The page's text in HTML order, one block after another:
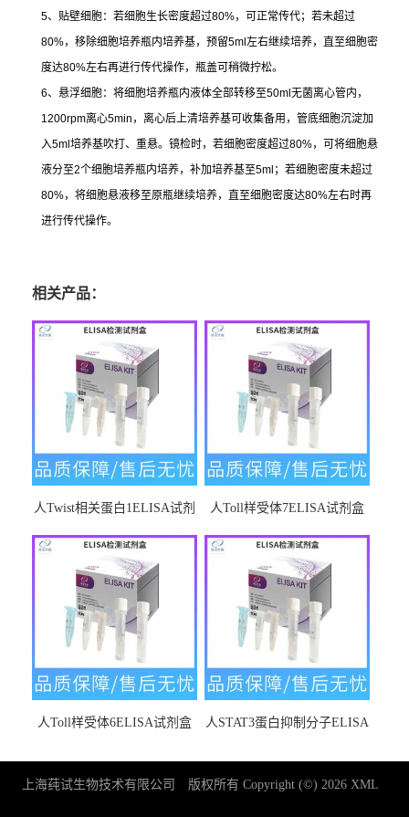
5、贴壁细胞：若细胞生长密度超过80%，可正常传代；若未超过
80%，移除细胞培养瓶内培养基，预留5ml左右继续培养，直至细胞密
度达80%左右再进行传代操作，瓶盖可稍微拧松。
6、悬浮细胞：将细胞培养瓶内液体全部转移至50ml无菌离心管内，
1200rpm离心5min ，离心后上清培养基可收集备用，管底细胞沉淀加
入5ml培养基吹打、重悬。镜检时，若细胞密度超过80%，可将细胞悬
液分至2个细胞培养瓶内培养，补加培养基至5ml ；若细胞密度未超过
80%，将细胞悬液移至原瓶继续培养，直至细胞密度达80%左右时再
进行传代操作。
相关产品：
人Twist相关蛋白1ELISA试剂
人Toll样受体7ELISA试剂盒
人Toll样受体6ELISA试剂盒
人STAT3蛋白抑制分子ELISA
上海莼试生物技术有限公司 版权所有 Copyright (©) 2026 XML